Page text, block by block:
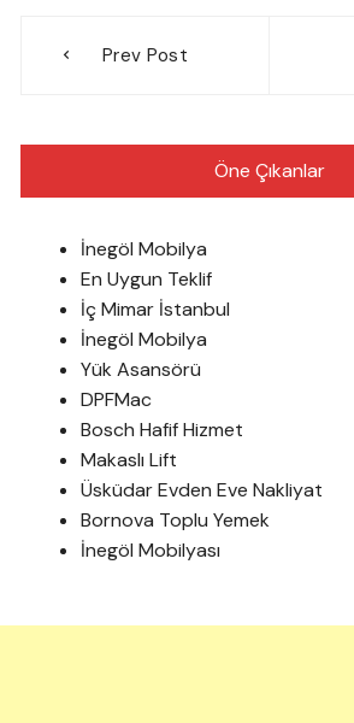
gezinmesi
Prev Post
Öne Çıkanlar
İnegöl Mobilya
En Uygun Teklif
İç Mimar İstanbul
İnegöl Mobilya
Yük Asansörü
DPFMac
Bosch Hafif Hizmet
Makaslı Lift
Üsküdar Evden Eve Nakliyat
Bornova Toplu Yemek
İnegöl Mobilyası